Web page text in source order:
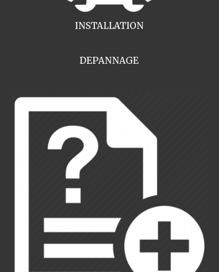
INSTALLATION
DEPANNAGE